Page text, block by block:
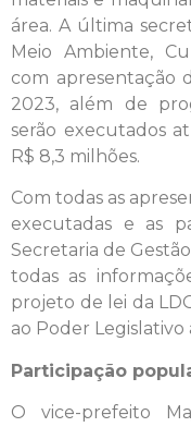
área. A última
Meio Ambiente,
com apresentação
2023, além de
serão executados
R$ 8,3 milhões.
Com todas as
executadas e as
Secretaria de
todas as
projeto de lei da
ao Poder Legislativo
Participação
O vice-prefeito